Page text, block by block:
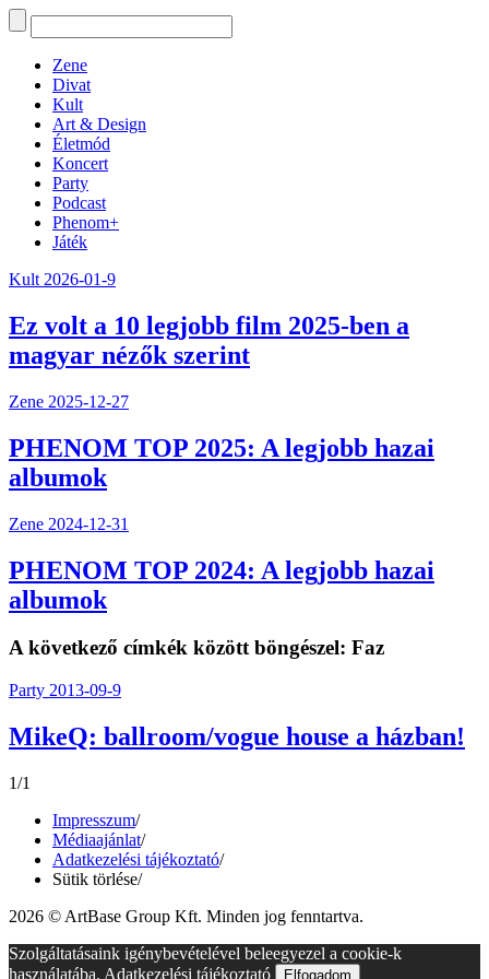
Zene
Divat
Kult
Art & Design
Életmód
Koncert
Party
Podcast
Phenom+
Játék
Kult 2026-01-9
Ez volt a 10 legjobb film 2025-ben a
magyar nézők szerint
Zene 2025-12-27
PHENOM TOP 2025: A legjobb hazai
albumok
Zene 2024-12-31
PHENOM TOP 2024: A legjobb hazai
albumok
A következő címkék között böngészel: Faz
Party 2013-09-9
MikeQ: ballroom/vogue house a házban!
1/1
Impresszum/
Médiaajánlat/
Adatkezelési tájékoztató/
Sütik törlése/
2026 © ArtBase Group Kft. Minden jog fenntartva.
Szolgáltatásaink igénybevételével beleegyezel a cookie-k
használatába. Adatkezelési tájékoztató Elfogadom